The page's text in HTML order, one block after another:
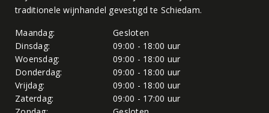
traditionele wijnhandel gevestigd te Schiedam.
Maandag:
Gesloten
Dinsdag:
09:00 - 18:00 uur
Woensdag:
09:00 - 18:00 uur
Donderdag:
09:00 - 18:00 uur
Vrijdag:
09:00 - 18:00 uur
Zaterdag:
09:00 - 17:00 uur